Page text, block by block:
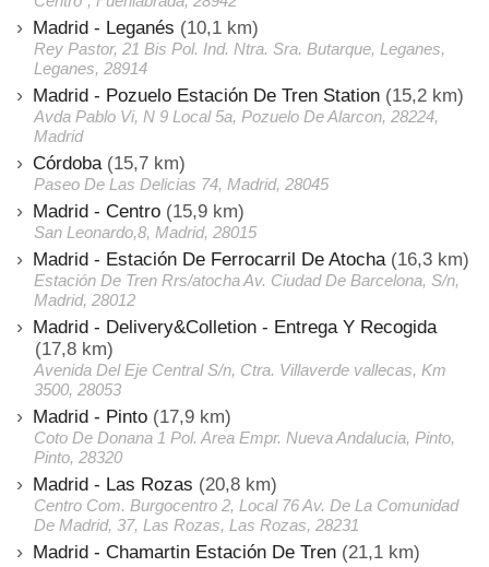
Madrid - Leganés (10,1 km)
Rey Pastor, 21 Bis Pol. Ind. Ntra. Sra. Butarque, Leganes,
Leganes, 28914
Madrid - Pozuelo Estación De Tren Station (15,2 km)
Avda Pablo Vi, N 9 Local 5a, Pozuelo De Alarcon, 28224,
Madrid
Córdoba (15,7 km)
Paseo De Las Delicias 74, Madrid, 28045
Madrid - Centro (15,9 km)
San Leonardo,8, Madrid, 28015
Madrid - Estación De Ferrocarril De Atocha (16,3 km)
Estación De Tren Rrs/atocha Av. Ciudad De Barcelona, S/n,
Madrid, 28012
Madrid - Delivery&Colletion - Entrega Y Recogida
(17,8 km)
Avenida Del Eje Central S/n, Ctra. Villaverde vallecas, Km
3500, 28053
Madrid - Pinto (17,9 km)
Coto De Donana 1 Pol. Area Empr. Nueva Andalucia, Pinto,
Pinto, 28320
Madrid - Las Rozas (20,8 km)
Centro Com. Burgocentro 2, Local 76 Av. De La Comunidad
De Madrid, 37, Las Rozas, Las Rozas, 28231
Madrid - Chamartin Estación De Tren (21,1 km)